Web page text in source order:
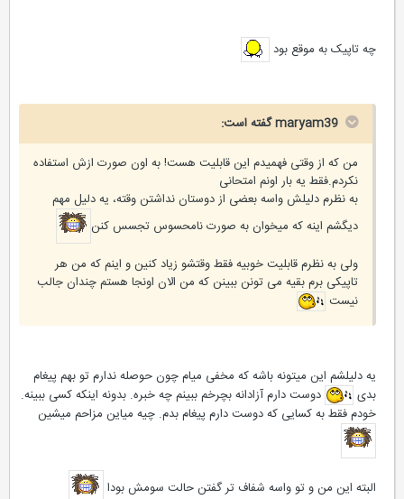
چه تاپیک به موقع بود
maryam39 گفته است:
من که از وقتی فهمیدم این قابلیت هست! به اون صورت ازش استفاده
نکردم.فقط یه بار اونم امتحانی
به نظرم دلیلش واسه بعضی از دوستان نداشتن وقته، یه دلیل مهم
دیگشم اینه که میخوان به صورت نامحسوس تجسس کنن
ولی به نظرم قابلیت خوبیه فقط وقتشو زیاد کنین و اینم که من هر
تاپیکی برم بقیه می تونن ببینن که من الان اونجا هستم چندان جالب
نیست
یه دلیلشم این میتونه باشه که مخفی میام چون حوصله ندارم تو بهم پیغام
بدی
دوست دارم آزادانه بچرخم ببینم چه خبره. بدونه اینکه کسی ببینه.
خودم فقط به کسایی که دوست دارم پیغام بدم. چیه میاین مزاحم میشین
البته این من و تو واسه شفاف تر گفتن حالت سومش بودا